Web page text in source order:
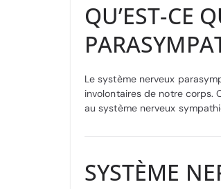
QU’EST-CE
Le système nerveux
involontaires de notre corps.
au système nerveux
SYSTÈME